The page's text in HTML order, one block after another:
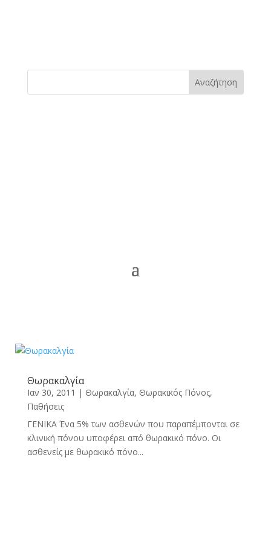
Θωρακαλγία
Ιαν 30, 2011 | Θωρακαλγία, Θωρακικός Πόνος,
Παθήσεις
ΓΕΝΙΚΑ Ένα 5% των ασθενών που παραπέμπονται σε
κλινική πόνου υποφέρει από θωρακικό πόνο. Οι
ασθενείς με θωρακικό πόνο...